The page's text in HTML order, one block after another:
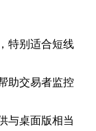
特别适合短线
助交易者监控
与桌面版相当